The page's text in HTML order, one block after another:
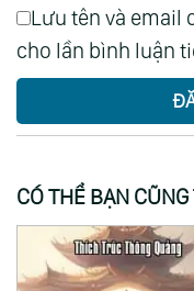
Lưu tên và email
cho lần bình luận
CÓ THỂ BẠN